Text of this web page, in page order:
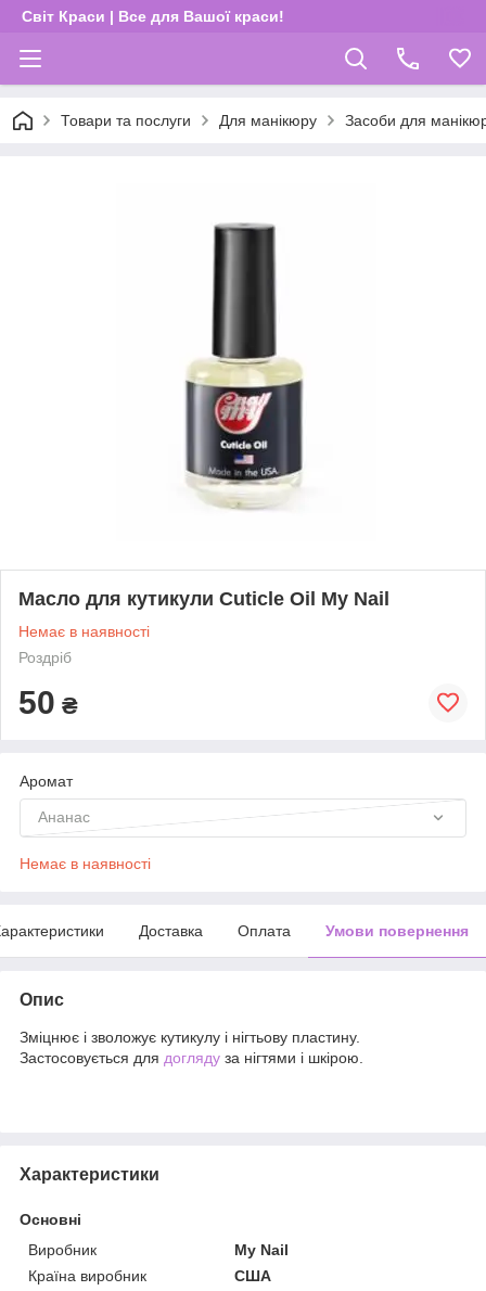
Світ Краси | Все для Вашої краси!
Товари та послуги Для манікюру Засоби для
Масло для кутикули Cuticle Oil My Nail
Немає в наявності
Роздріб
50 ₴
Аромат
Ананас
Немає в наявності
Доставка Оплата Умови повернення
Опис
Зміцнює і зволожує кутикулу і нігтьову пластину.
Застосовується для догляду за нігтями і шкірою.
Характеристики
Основні
Виробник
My Nail
Країна виробник
США